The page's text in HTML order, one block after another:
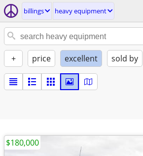
billings heavy equipment
+ price excellent sold by
$180,000